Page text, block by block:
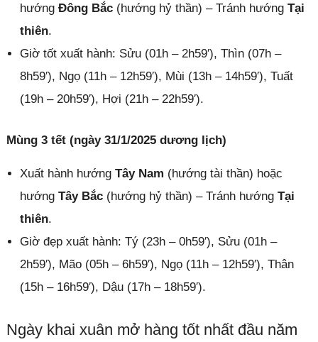
hướng Đông Bắc(hướng hỷ thần) – Tránh hướng Tại
thiên.
Giờ tốt xuất hành: Sửu (01h – 2h59′), Thìn (07h –
8h59′), Ngọ (11h – 12h59′), Mùi (13h – 14h59′), Tuất
(19h – 20h59′), Hợi (21h – 22h59′).
Mùng 3 tết (ngày 31/1/2025 dương lịch)
Xuất hành hướng Tây Nam (hướng tài thần) hoặc
hướng Tây Bắc(hướng hỷ thần) – Tránh hướng Tại
thiên.
Giờ đẹp xuất hành: Tý (23h – 0h59′), Sửu (01h –
2h59′), Mão (05h – 6h59′), Ngọ (11h – 12h59′), Thân
(15h – 16h59′), Dậu (17h – 18h59′).
Ngày khai xuân mở hàng tốt nhất đầu năm